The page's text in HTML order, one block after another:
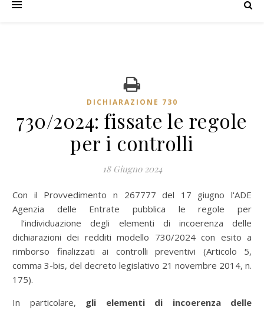
DICHIARAZIONE 730
730/2024: fissate le regole
per i controlli
18 Giugno 2024
Con il Provvedimento n 267777 del 17 giugno l'ADE
Agenzia delle Entrate pubblica le regole per
l’individuazione degli elementi di incoerenza delle
dichiarazioni dei redditi modello 730/2024 con esito a
rimborso finalizzati ai controlli preventivi (Articolo 5,
comma 3-bis, del decreto legislativo 21 novembre 2014, n.
175).
In particolare, gli elementi di incoerenza delle